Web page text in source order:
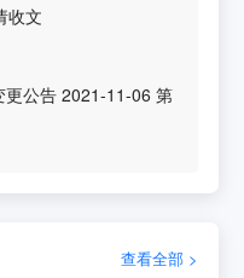
收文
更公告 2021-11-06 第
查看全部 >